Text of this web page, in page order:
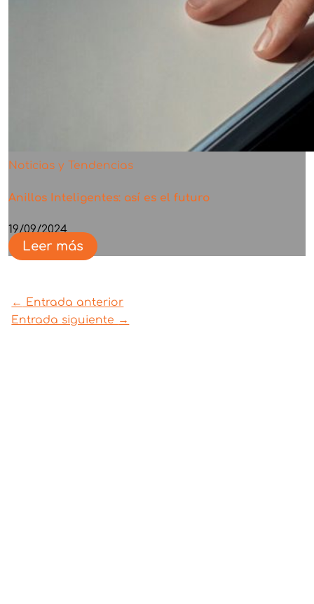
Noticias y Tendencias
Anillos Inteligentes: así es el futuro
19/09/2024
Leer más
← Entrada anterior
Entrada siguiente →